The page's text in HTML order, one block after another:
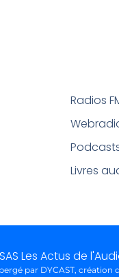
Radios
Livres
Les Actus de
par DYCAST, création